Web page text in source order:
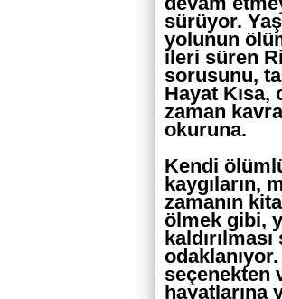
sürüyor.
yolunun
ileri süren
sorusunu,
Hayat
zaman
okuruna.
Kendi
kaygıların,
zamanın
ölmek gibi,
seçenekten
hayatlarına